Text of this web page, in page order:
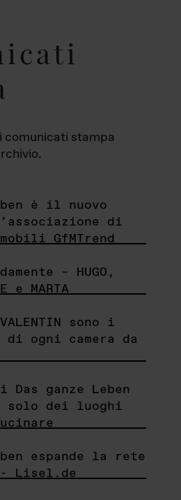
comunicati stampa
è il nuovo
di
GfMTrend
– HUGO,
e MARTA
sono i
ogni camera da
Das ganze Leben
solo dei luoghi
espande la rete
Lisel.de